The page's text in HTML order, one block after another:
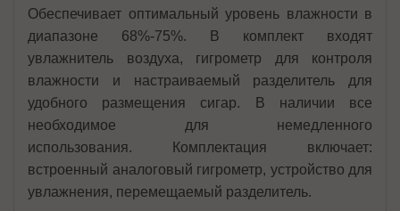
Обеспечивает оптимальный уровень влажности в
диапазоне 68%-75%. В комплект входят
увлажнитель воздуха, гигрометр для контроля
влажности и настраиваемый разделитель для
удобного размещения сигар. В наличии все
необходимое для немедленного
использования. Комплектация включает:
встроенный аналоговый гигрометр, устройство для
увлажнения, перемещаемый разделитель.